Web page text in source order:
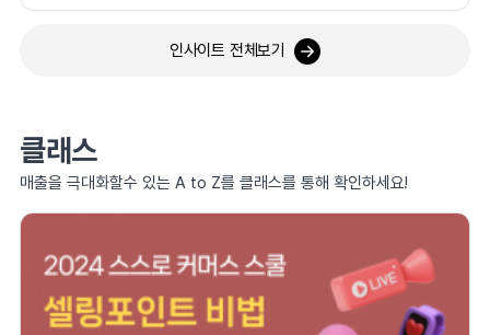
인사이트 전체보기
클래스
매출을 극대화할수 있는 A to Z를 클래스를 통해 확인하세요!